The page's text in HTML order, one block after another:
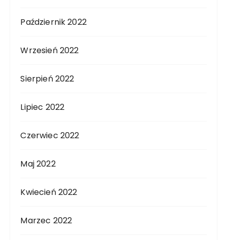
Październik 2022
Wrzesień 2022
Sierpień 2022
Lipiec 2022
Czerwiec 2022
Maj 2022
Kwiecień 2022
Marzec 2022